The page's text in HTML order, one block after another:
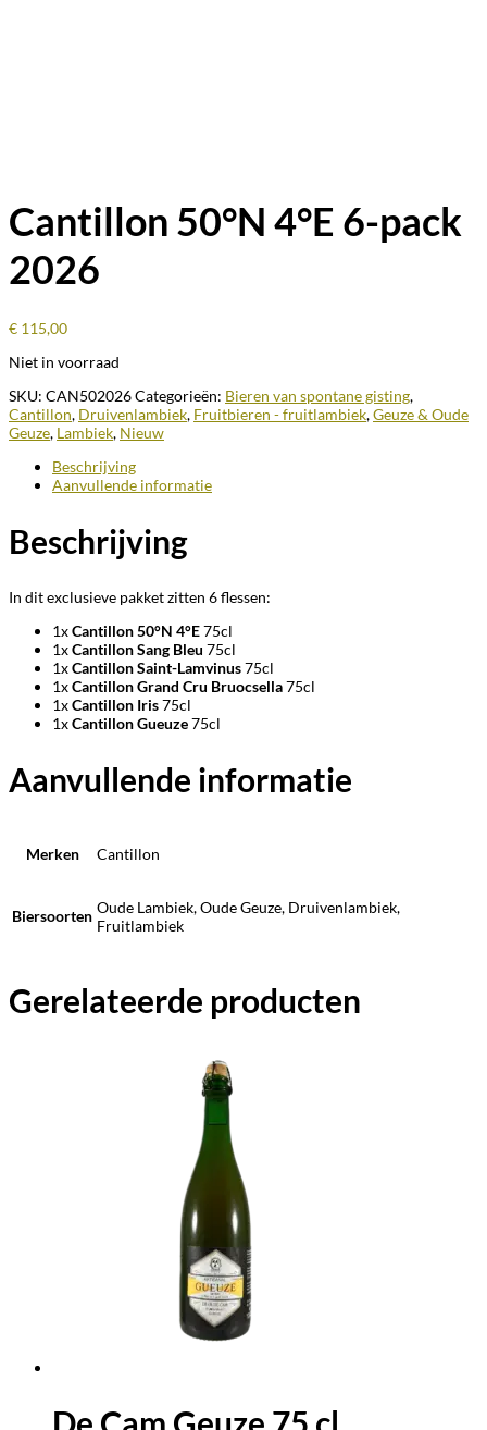
Cantillon 50°N 4°E 6-pack
2026
€ 115,00
Niet in voorraad
SKU: CAN502026Categorieën: Bieren van spontane gisting,
Cantillon, Druivenlambiek, Fruitbieren - fruitlambiek,Geuze & Oude
Geuze, Lambiek, Nieuw
Beschrijving
Aanvullende informatie
Beschrijving
In dit exclusieve pakket zitten 6 flessen:
1xCantillon 50°N 4°E75cl
1xCantillonSang Bleu 75cl
1xCantillonSaint-Lamvinus75cl
1xCantillonGrand Cru Bruocsella75cl
1xCantillon Iris75cl
1xCantillonGueuze75cl
Aanvullende informatie
Merken Cantillon
Biersoorten Oude Lambiek, Oude Geuze, Druivenlambiek,
Fruitlambiek
Gerelateerde producten